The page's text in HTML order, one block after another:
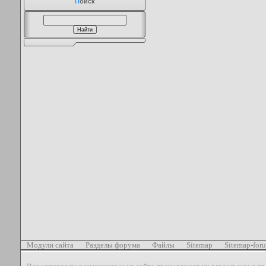
Модули сайта Разделы форума Файлы Sitemap Sitemap-